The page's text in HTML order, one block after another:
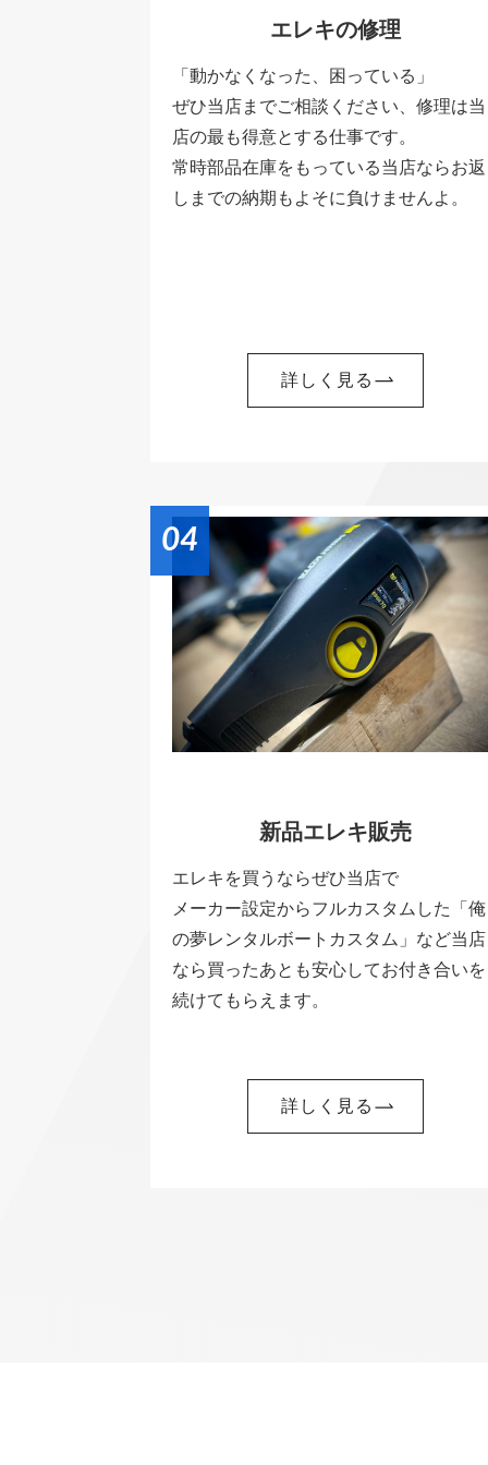
エレキの修理
「動かなくなった、困っている」
ぜひ当店までご相談ください、修理は当
店の最も得意とする仕事です。
常時部品在庫をもっている当店ならお返
しまでの納期もよそに負けませんよ。
詳しく見る
04
新品エレキ販売
エレキを買うならぜひ当店で
メーカー設定からフルカスタムした「俺
の夢レンタルボートカスタム」など当店
なら買ったあとも安心してお付き合いを
続けてもらえます。
詳しく見る